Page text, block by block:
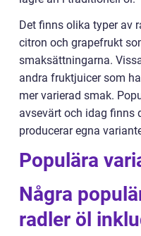
Det finns olika typer av
citron och grapefrukt
smaksättningarna.
andra fruktjuicer som
mer varierad smak.
avsevärt och idag finns
producerar egna
Populära
Några
radler öl